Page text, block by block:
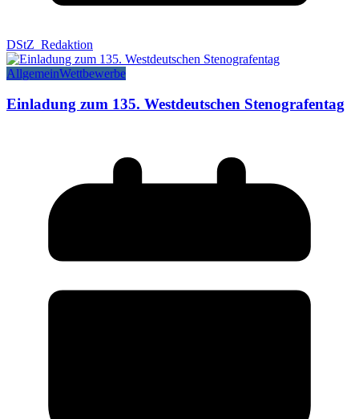
DStZ_Redaktion
AllgemeinWettbewerbe
Einladung zum 135. Westdeutschen Stenografentag